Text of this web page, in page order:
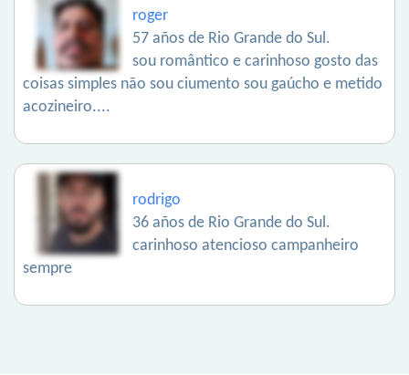
roger
57 años de Rio Grande do Sul.
sou romântico e carinhoso gosto das
coisas simples não sou ciumento sou gaúcho e metido
acozineiro....
rodrigo
36 años de Rio Grande do Sul.
carinhoso atencioso campanheiro
sempre